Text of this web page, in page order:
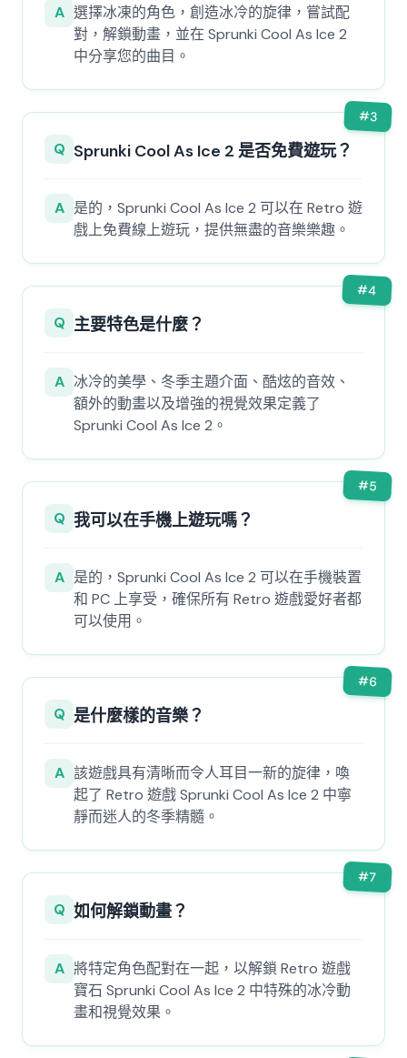
A 選擇冰凍的角色，創造冰冷的旋律，嘗試配
對，解鎖動畫，並在 Sprunki Cool As Ice 2
中分享您的曲目。
#3
Q Sprunki Cool As Ice 2 是否免費遊玩？
A 是的，Sprunki Cool As Ice 2 可以在 Retro 遊
戲上免費線上遊玩，提供無盡的音樂樂趣。
#4
Q 主要特色是什麼？
A 冰冷的美學、冬季主題介面、酷炫的音效、
額外的動畫以及增強的視覺效果定義了
Sprunki Cool As Ice 2。
#5
Q 我可以在手機上遊玩嗎？
A 是的，Sprunki Cool As Ice 2 可以在手機裝置
和 PC 上享受，確保所有 Retro 遊戲愛好者都
可以使用。
#6
Q 是什麼樣的音樂？
A 該遊戲具有清晰而令人耳目一新的旋律，喚
起了 Retro 遊戲 Sprunki Cool As Ice 2 中寧
靜而迷人的冬季精髓。
#7
Q 如何解鎖動畫？
A 將特定角色配對在一起，以解鎖 Retro 遊戲
寶石 Sprunki Cool As Ice 2 中特殊的冰冷動
畫和視覺效果。